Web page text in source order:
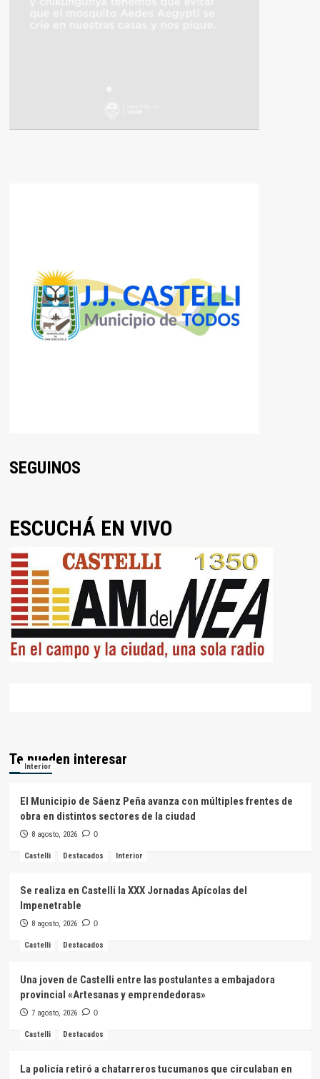
SEGUINOS
ESCUCHÁ EN VIVO
Te pueden interesar
Interior
El Municipio de Sáenz Peña avanza con múltiples frentes de
obra en distintos sectores de la ciudad
8 agosto, 2026 0
Castelli Destacados Interior
Se realiza en Castelli la XXX Jornadas Apícolas del
Impenetrable
8 agosto, 2026 0
Castelli Destacados
Una joven de Castelli entre las postulantes a embajadora
provincial «Artesanas y emprendedoras»
7 agosto, 2026 0
Castelli Destacados
La policía retiró a chatarreros tucumanos que circulaban en